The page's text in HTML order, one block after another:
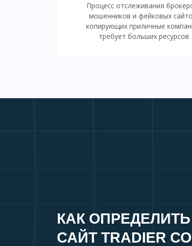
Процесс отслеживания
мошенников и фейковых
копирующих приличные
требует больших ресурсов
КАК
САЙТ TRADIER